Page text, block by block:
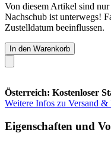
Von diesem Artikel sind
Nachschub ist unterwegs!
Zustelldatum beeinflussen.
In den Warenkorb
Österreich: Kostenloser
Weitere Infos zu Versand
Eigenschaften und